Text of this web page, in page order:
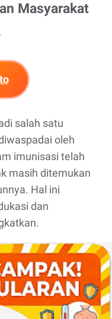
Masyarakat
salah satu
oleh
imunisasi telah
masih ditemukan
Hal ini
dan